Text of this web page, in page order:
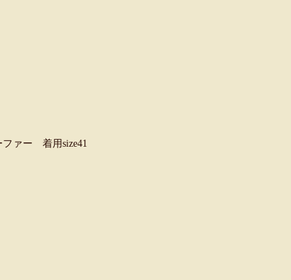
ファー 着用size41